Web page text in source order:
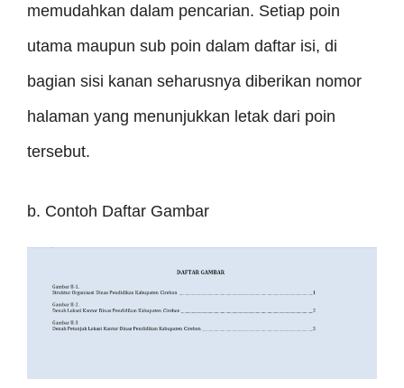
memudahkan dalam pencarian. Setiap poin
utama maupun sub poin dalam daftar isi, di
bagian sisi kanan seharusnya diberikan nomor
halaman yang menunjukkan letak dari poin
tersebut.
b. Contoh Daftar Gambar